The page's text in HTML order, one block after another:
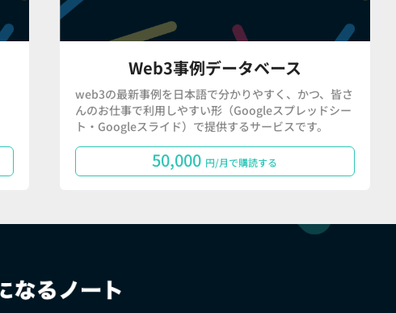
Web3事例データベース
web3の最新事例を日本語で分かりやすく、かつ、皆さ
んのお仕事で利用しやすい形（Googleスプレッドシー
ト・Googleスライド）で提供するサービスです。
50,000 円/月で購読する